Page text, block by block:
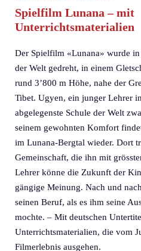
Spielfilm Lunana – mit
Unterrichtsmaterialien
Der Spielfilm «Lunana» wurde in
der Welt gedreht, in einem
rund 3’800 m Höhe, nahe der
Tibet. Ugyen, ein junger Lehrer
abgelegenste Schule der Welt
seinem gewohnten Komfort
im Lunana-Bergtal wieder. Dort
Gemeinschaft, die ihn mit
Lehrer könne die Zukunft der
gängige Meinung. Nach und
seinen Beruf, als es ihm seine
mochte. – Mit deutschen
Unterrichtsmaterialien, die vom
Filmerlebnis ausgehen.